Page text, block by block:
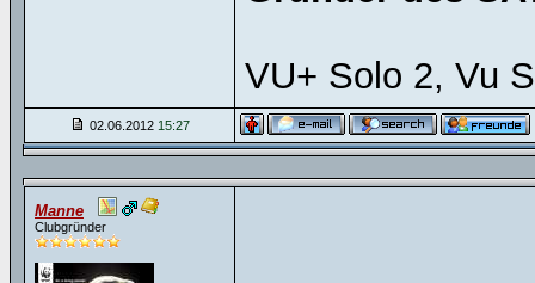
VU+ Solo 2, Vu
02.06.2012 15:27
Manne
Clubgründer